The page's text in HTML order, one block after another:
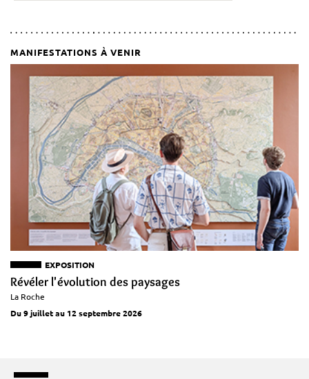
MANIFESTATIONS À VENIR
EXPOSITION
Révéler l'évolution des paysages
La Roche
Du 9 juillet au 12 septembre 2026